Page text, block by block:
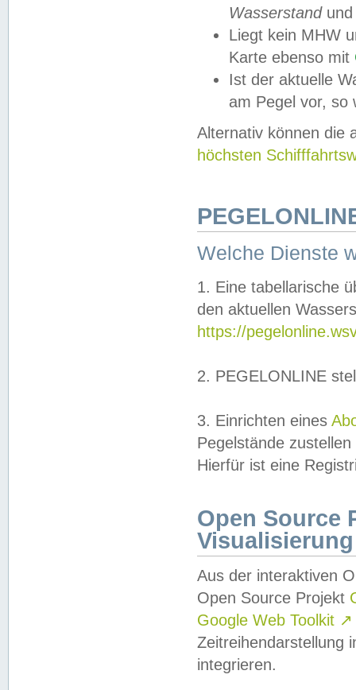
Wasserstandund
Liegt kein MHW
Karte ebenso mit
Ist der aktuelle
am Pegel vor,
Alternativ können die
höchsten
Welche Dienste
1. Eine tabellarische
den aktuellen
https://
2. PEGELONLINE
3. Einrichten eines
Pegelstände
Hierfür ist eine
Open Source
Visualisierung
Aus der interaktiven
Open Source Projekt
Google Web Toolkit ↗
Zeitreihendarstellung
integrieren.